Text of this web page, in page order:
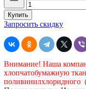
товара
Ткань
кирза
хб,
двухслойная,
145
см.,
пл.376
Купить
Запросить скидку
Внимание! Наша
хлопчатобумажную